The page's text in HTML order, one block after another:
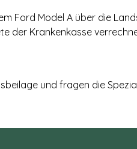
Ford Model A über die
der Krankenkasse
und fragen die